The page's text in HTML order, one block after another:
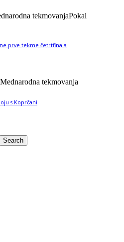
tekmovanjaPokal
prve tekme četrtfinala
Mednarodna tekmovanja
s Koprčani
Search